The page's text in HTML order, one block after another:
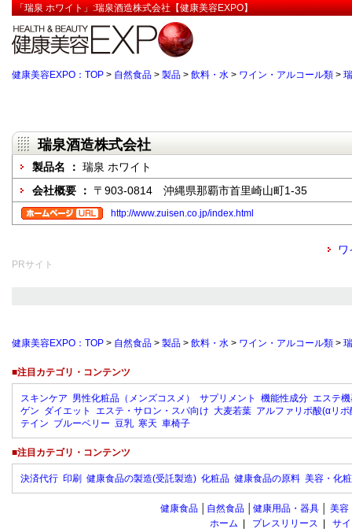
「瑞泉 ホワイト」:瑞泉酒造株式会社【健康美容EXPO】
健康美容EXPO：TOP > 自然食品 > 製品 > 飲料・水 > ワイン・アルコール類 >
瑞泉酒造株式会社
製品名 ： 瑞泉 ホワイト
会社概要 ： 〒903-0814 沖縄県那覇市首里崎山町1-35
http://www.zuisen.co.jp/index.html
ワ
PRサイト
健康美容EXPO：TOP > 自然食品 > 製品 > 飲料・水 > ワイン・アルコール類 >
■注目カテゴリ・コンテンツ
スキンケア 男性化粧品（メンズコスメ） サプリメント 機能性成分 エステ
ゲン ダイエット エステ・サロン・スパ向け 大麦若葉 アルファリポ酸(αリポ
テイン ブルーベリー 豆乳 寒天 車椅子
■注目カテゴリ・コンテンツ
決済代行 印刷 健康食品の製造(受託製造) 化粧品 健康食品の原料 美容・化
健康食品 自然食品 健康用品・器具 美容
ホーム
プレスリリース
サ